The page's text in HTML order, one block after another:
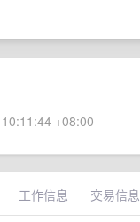
+08:00
工作信息 交易信息